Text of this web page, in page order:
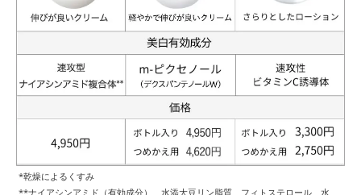
*乾燥によるくすみ
**ナイアシンアミド（有効成分）、水添大豆リン脂質、フィトステロール、水